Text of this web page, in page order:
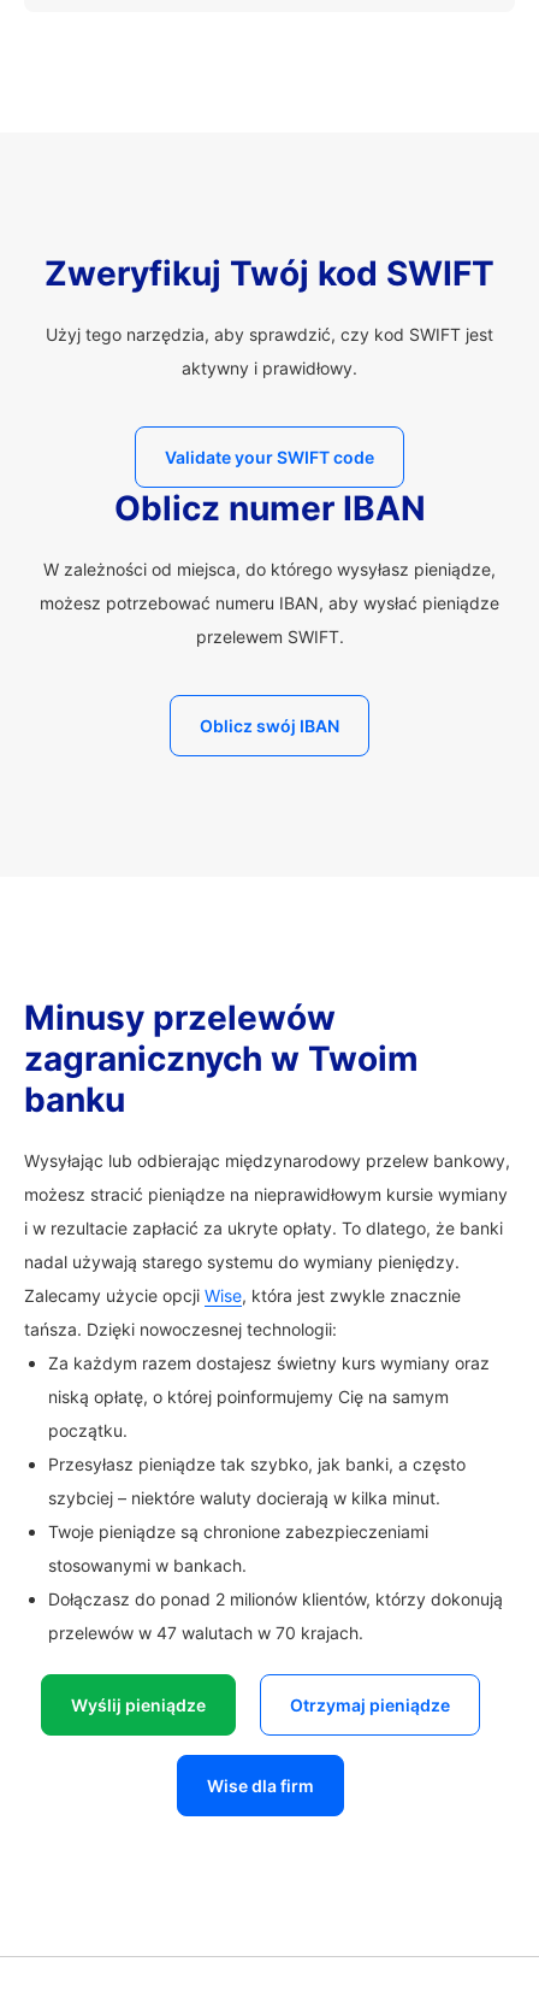
Zweryfikuj Twój kod SWIFT
Użyj tego narzędzia, aby sprawdzić, czy kod SWIFT jest
aktywny i prawidłowy.
Validate your SWIFT code
Oblicz numer IBAN
W zależności od miejsca, do którego wysyłasz pieniądze,
możesz potrzebować numeru IBAN, aby wysłać pieniądze
przelewem SWIFT.
Oblicz swój IBAN
Minusy przelewów
zagranicznych w Twoim
banku
Wysyłając lub odbierając międzynarodowy przelew bankowy,
możesz stracić pieniądze na nieprawidłowym kursie wymiany
i w rezultacie zapłacić za ukryte opłaty. To dlatego, że banki
nadal używają starego systemu do wymiany pieniędzy.
Zalecamy użycie opcji Wise, która jest zwykle znacznie
tańsza. Dzięki nowoczesnej technologii:
Za każdym razem dostajesz świetny kurs wymiany oraz
niską opłatę, o której poinformujemy Cię na samym
początku.
Przesyłasz pieniądze tak szybko, jak banki, a często
szybciej – niektóre waluty docierają w kilka minut.
Twoje pieniądze są chronione zabezpieczeniami
stosowanymi w bankach.
Dołączasz do ponad 2 milionów klientów, którzy dokonują
przelewów w 47 walutach w 70 krajach.
Wyślij pieniądze Otrzymaj pieniądze
Wise dla firm